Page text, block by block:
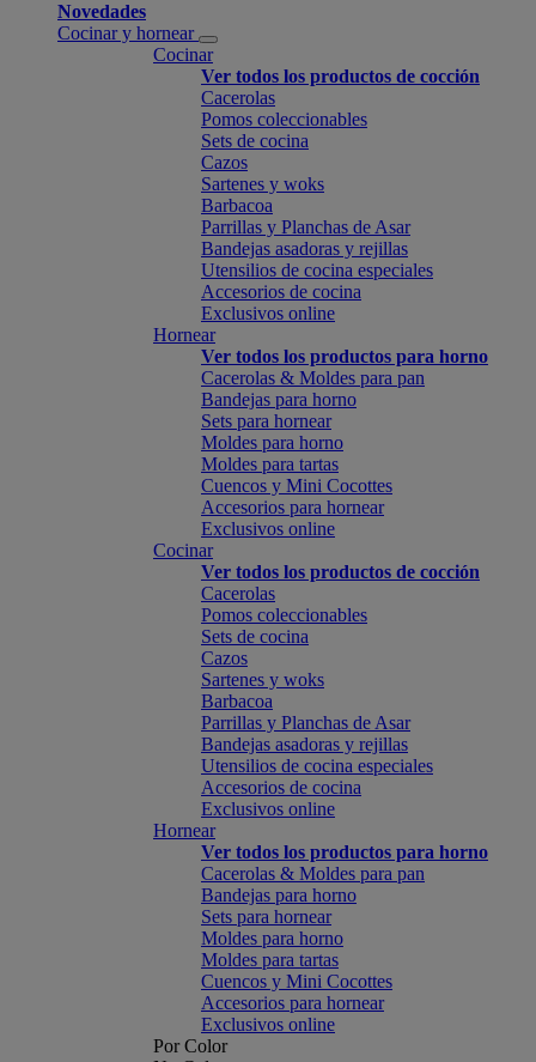
Novedades
Cocinar y hornear
Cocinar
Ver todos los productos de cocción
Cacerolas
Pomos coleccionables
Sets de cocina
Cazos
Sartenes y woks
Barbacoa
Parrillas y Planchas de Asar
Bandejas asadoras y rejillas
Utensilios de cocina especiales
Accesorios de cocina
Exclusivos online
Hornear
Ver todos los productos para horno
Cacerolas & Moldes para pan
Bandejas para horno
Sets para hornear
Moldes para horno
Moldes para tartas
Cuencos y Mini Cocottes
Accesorios para hornear
Exclusivos online
Cocinar
Ver todos los productos de cocción
Cacerolas
Pomos coleccionables
Sets de cocina
Cazos
Sartenes y woks
Barbacoa
Parrillas y Planchas de Asar
Bandejas asadoras y rejillas
Utensilios de cocina especiales
Accesorios de cocina
Exclusivos online
Hornear
Ver todos los productos para horno
Cacerolas & Moldes para pan
Bandejas para horno
Sets para hornear
Moldes para horno
Moldes para tartas
Cuencos y Mini Cocottes
Accesorios para hornear
Exclusivos online
Por Color